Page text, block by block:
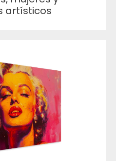
artísticos